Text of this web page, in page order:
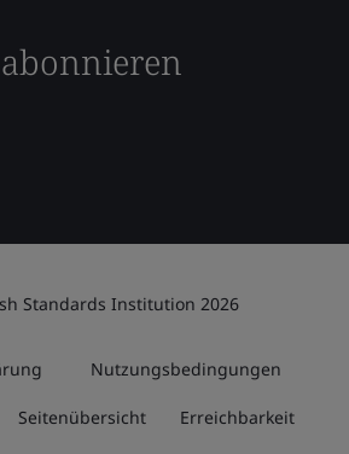
Standards Institution 2026
Nutzungsbedingungen
Seitenübersicht Erreichbarkeit